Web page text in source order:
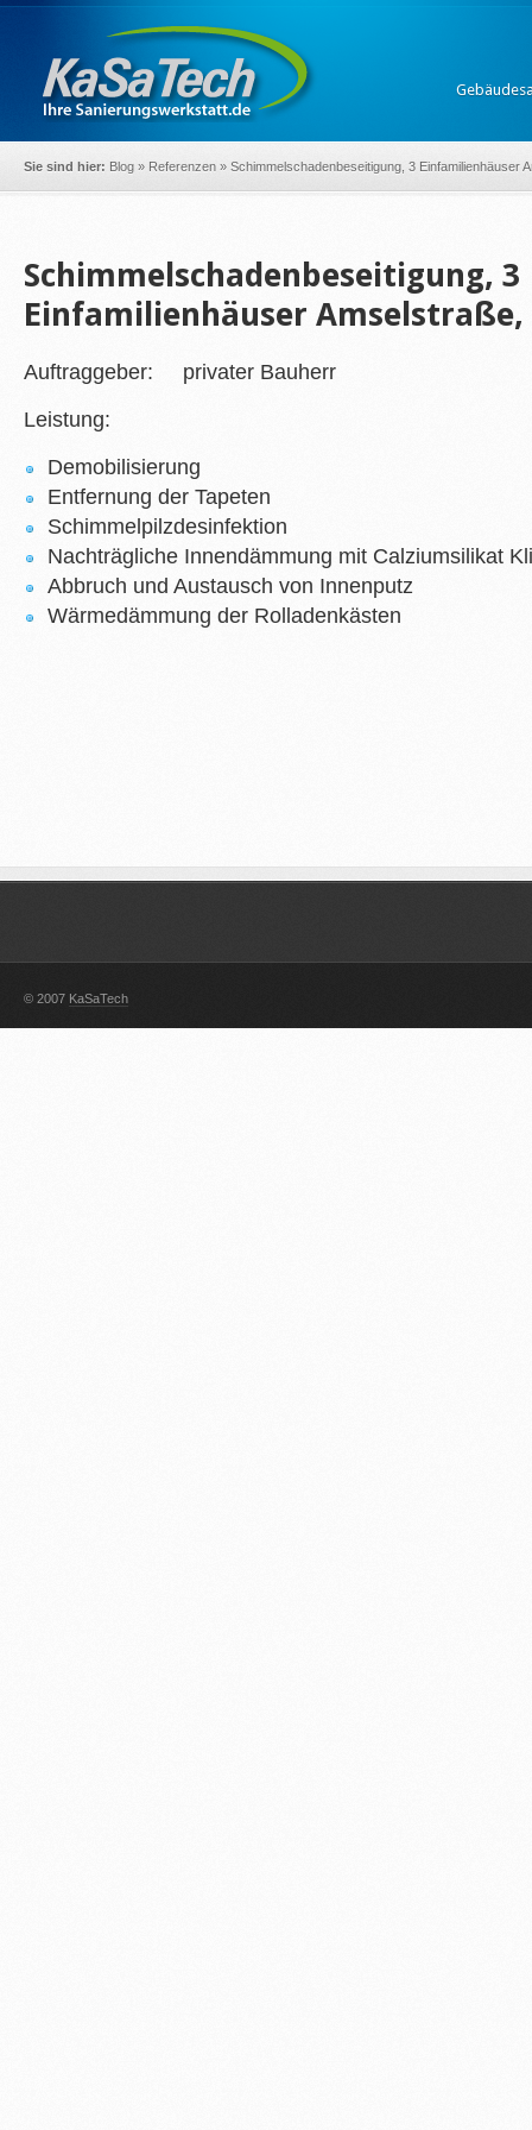
Sie sind hier: Blog » Referenzen » Schimmelschadenbeseitigung, 3 Einfamilienhäuser
Schimmelschadenbeseitigung, 3
Einfamilienhäuser
Auftraggeber: privater Bauherr
Leistung:
Demobilisierung
Entfernung der Tapeten
Schimmelpilzdesinfektion
Nachträgliche Innendämmung mit Calziumsilikat
Abbruch und Austausch von Innenputz
Wärmedämmung der Rolladenkästen
© 2007 KaSaTech